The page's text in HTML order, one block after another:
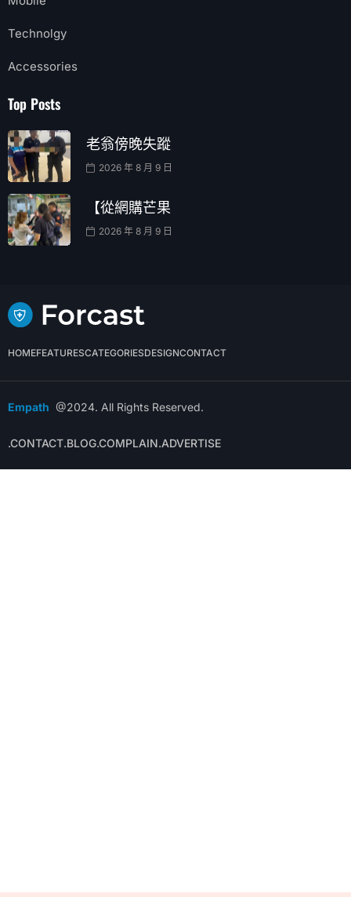
Technolgy
Accessories
Top Posts
老翁傍晚失蹤
2026 年 8 月 9 日
【從網購芒果
2026 年 8 月 9 日
HOMEFEATURESCATEGORIESDESIGNCONTACT
Empath @2024. All Rights Reserved.
.CONTACT.BLOG.COMPLAIN.ADVERTISE